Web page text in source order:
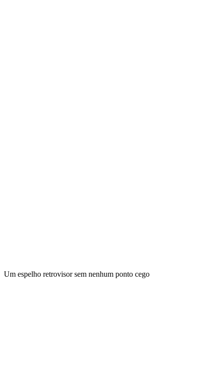
Um espelho retrovisor sem nenhum ponto cego